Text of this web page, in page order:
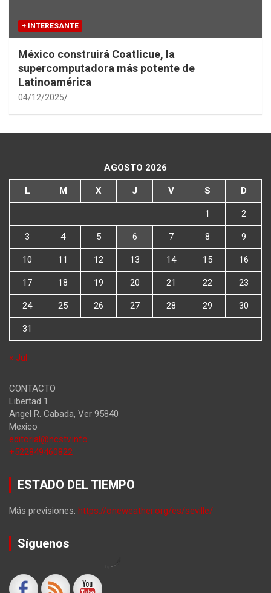
+ INTERESANTE
México construirá Coatlicue, la
supercomputadora más potente de
Latinoamérica
04/12/2025
AGOSTO 2026
L M X J V S D
1 2
3 4 5 6 7 8 9
10 11 12 13 14 15 16
17 18 19 20 21 22 23
24 25 26 27 28 29 30
31
« Jul
CONTACTO
Libertad 1
Angel R. Cabada, Ver 95840
Mexico
editorial@ncstv.info
+522849460822
ESTADO DEL TIEMPO
Más previsiones: https://oneweather.org/es/seville/
Síguenos